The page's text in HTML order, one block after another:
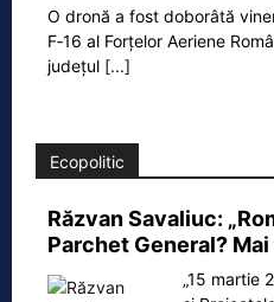
O dronă a fost doborâtă
F‑16 al Forțelor Aeriene
județul [...]
Ecopolitic
Răzvan Savaliuc:
Parchet General?
„15 martie